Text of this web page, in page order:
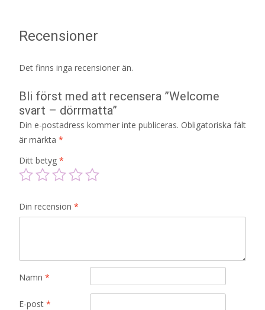
Recensioner
Det finns inga recensioner än.
Bli först med att recensera ”Welcome
svart – dörrmatta”
Din e-postadress kommer inte publiceras. Obligatoriska fält
är märkta *
Ditt betyg *
Din recension *
Namn *
E-post *